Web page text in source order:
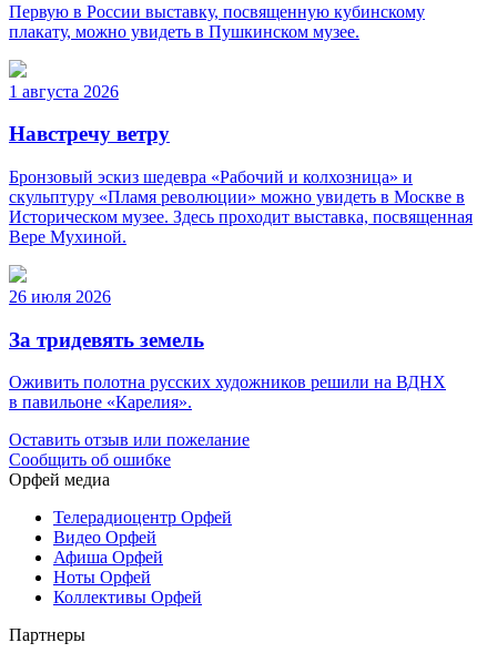
Первую в России выставку, посвященную кубинскому
плакату, можно увидеть в Пушкинском музее.
1 августа 2026
Навстречу ветру
Бронзовый эскиз шедевра «Рабочий и колхозница» и
скульптуру «Пламя революции» можно увидеть в Москве в
Историческом музее. Здесь проходит выставка, посвященная
Вере Мухиной.
26 июля 2026
За тридевять земель
Оживить полотна русских художников решили на ВДНХ
в павильоне «Карелия».
Оставить отзыв или пожелание
Сообщить об ошибке
Орфей медиа
Телерадиоцентр Орфей
Видео Орфей
Афиша Орфей
Ноты Орфей
Коллективы Орфей
Партнеры